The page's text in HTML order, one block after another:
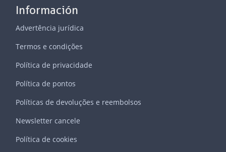
Información
Advertência jurídica
Termos e condições
Política de privacidade
Política de pontos
Políticas de devoluções e reembolsos
Newsletter cancele
Política de cookies